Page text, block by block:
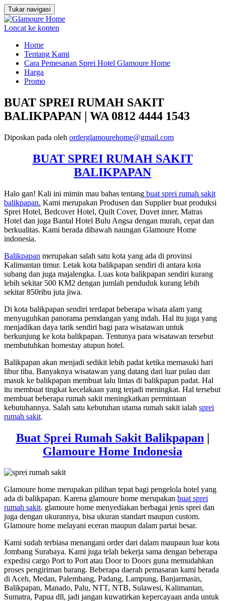
Tukar navigasi
Loncat ke konten
Home
Tentang Kami
Cara Pemesanan Sprei Hotel Glamoure Home
Harga
Promo
BUAT SPREI RUMAH SAKIT
BALIKPAPAN | WA 0812 4444 1543
Diposkan pada oleh orderglamourehome@gmail.com
BUAT SPREI RUMAH SAKIT
BALIKPAPAN
Halo gan! Kali ini mimin mau bahas tentang buat sprei rumah sakit
balikpapan. Kami merupakan Produsen dan Supplier buat produksi
Sprei Hotel, Bedcover Hotel, Quilt Cover, Duvet inner, Matras
Hotel dan juga Bantal Hotel Bulu Angsa dengan murah, cepat dan
berkualitas. Kami berada dibawah naungan Glamoure Home
indonesia.
Balikpapan merupakan salah satu kota yang ada di provinsi
Kalimantan timur. Letak kota balikpapan sendiri di antara kota
subang dan juga majalengka. Luas kota balikpapan sendiri kurang
lebih sekitar 500 KM2 dengan jumlah penduduk kurang lebih
sekitar 850ribu juta jiwa.
Di kota balikpapan sendiri terdapat beberapa wisata alam yang
menyuguhkan panorama pemdangan yang indah. Hal itu juga yang
menjadikan daya tarik sendiri bagi para wisatawan untuk
berkunjung ke kota balikpapan. Tentunya para wisatawan tersebut
membutuhkan homestay atupun hotel.
Balikpapan akan menjadi sedikit lebih padat ketika memasuki hari
libur tiba. Banyaknya wisatawan yang datang dari luar pulau dan
masuk ke balikpapan membuat lalu lintas di balikpapan padat. Hal
itu membuat tingkat kecelakaan yang terjadi meningkat. Hal tersebut
membuat beberapa rumah sakit meningkatkan permintaan
kebutuhannya. Salah satu kebutuhan utama rumah sakit ialah sprei
rumah sakit.
Buat Sprei Rumah Sakit Balikpapan |
Glamoure Home Indonesia
Glamoure home merupakan pilihan tepat bagi pengelola hotel yang
ada di balikpapan. Karena glamoure home merupakan buat sprei
rumah sakit. glamoure home menyediakan berbagai jenis sprei dan
juga dengan ukurannya, bisa ukuran standart maupun custom.
Glamoure home melayani eceran maupun dalam partai besar.
Kami sudah terbiasa menangani order dari dalam maupaun luar kota
Jombang Surabaya. Kami juga telah bekerja sama dengan beberapa
expedisi cargo Port to Port atau Door to Doors guna memudahkan
proses pengiriman barang. Beberapa daerah pemasaran kami berada
di Aceh, Medan, Palembang, Padang, Lampung, Banjarmasin,
Balikpapan, Manado, Palu, NTT, NTB, Sulawesi, Kalimantan,
Sumatra, Papua dll, jadi jangan kuwatirkan kepercayaan anda untuk